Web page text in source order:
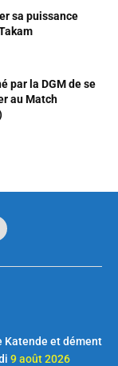
sa puissance
par la DGM de se
au Match
Katende et dément
9 août 2026